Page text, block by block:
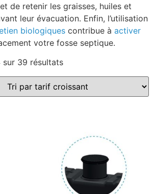
de retenir les graisses, huiles et
leur évacuation. Enfin, l’utilisation
biologiques contribue à activer
votre fosse septique.
sur 39 résultats